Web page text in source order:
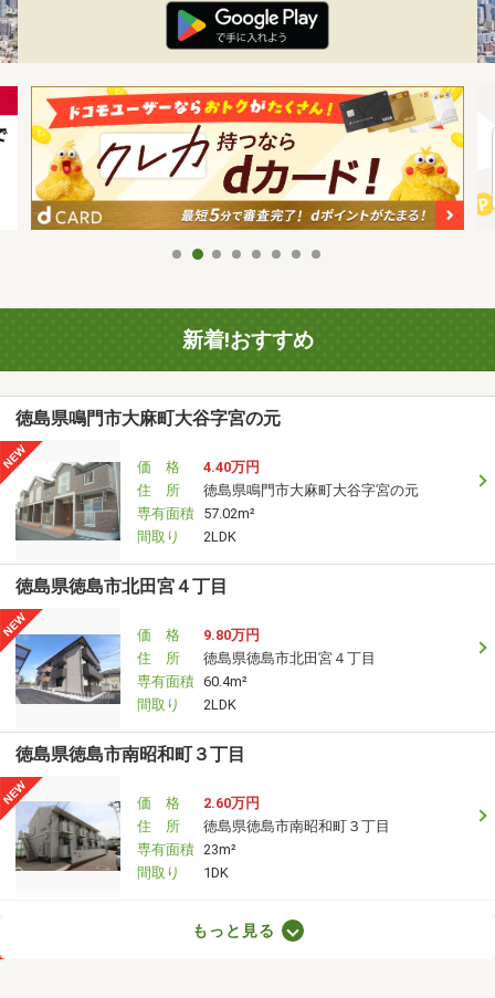
新着!おすすめ
徳島県鳴門市大麻町大谷字宮の元
価 格
4.40万円
住 所
徳島県鳴門市大麻町大谷字宮の元
専有面積 57.02m²
間取り
2LDK
徳島県徳島市北田宮４丁目
価 格
9.80万円
住 所
徳島県徳島市北田宮４丁目
専有面積 60.4m²
間取り
2LDK
徳島県徳島市南昭和町３丁目
価 格
2.60万円
住 所
徳島県徳島市南昭和町３丁目
専有面積 23m²
間取り
1DK
徳島県徳島市川内町加賀須野
もっと見る